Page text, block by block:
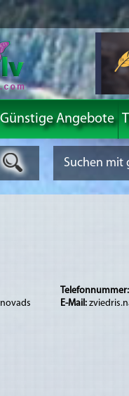
Günstige Angebote
E-Mail: